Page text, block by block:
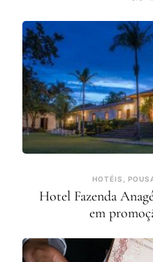
HOTÉIS,
Hotel Fazenda
em